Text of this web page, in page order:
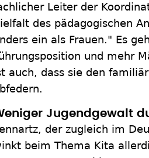
Leiter der
des pädagogischen
ein als Frauen." Es
und mehr
auch, dass sie den
Jugendgewalt
der zugleich im
beim Thema Kita